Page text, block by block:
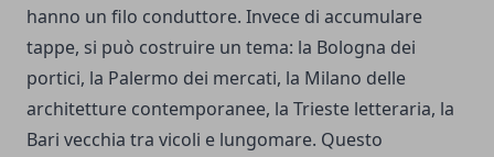
hanno un filo conduttore. Invece di accumulare
tappe, si può costruire un tema: la Bologna dei
portici, la Palermo dei mercati, la Milano delle
architetture contemporanee, la Trieste letteraria, la
Bari vecchia tra vicoli e lungomare. Questo